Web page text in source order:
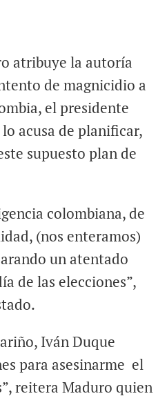
atribuye la autoría
de magnicidio a
el presidente
acusa de planificar,
supuesto plan de
colombiana, de
(nos enteramos)
un atentado
de las elecciones”,
Iván Duque
para asesinarme el
reitera Maduro quien